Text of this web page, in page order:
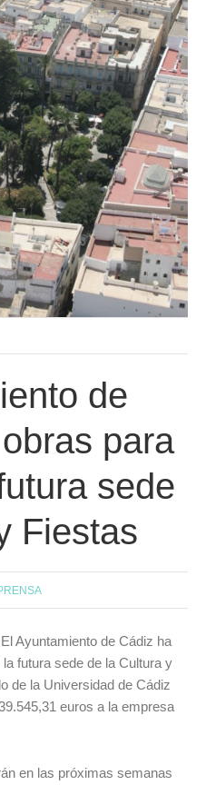
de
para
sede
Fiestas
El Ayuntamiento de Cádiz ha
futura sede de la Cultura y
de la Universidad de Cádiz
euros a la empresa
en las próximas semanas